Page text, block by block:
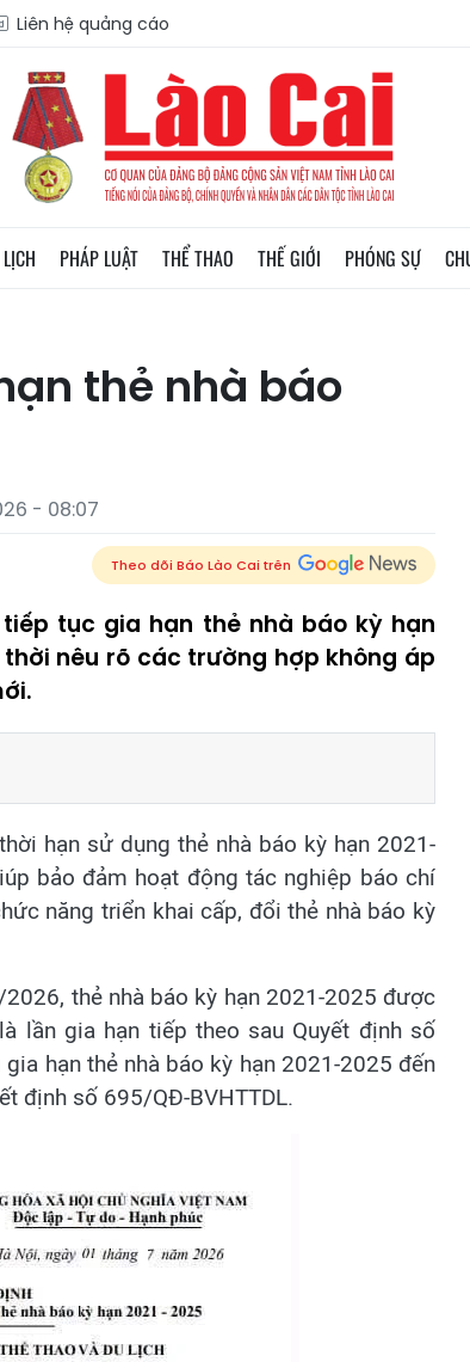
Liên hệ quảng cáo
PHÁP LUẬT THỂ THAO THẾ GIỚI PHÓNG SỰ
thẻ nhà báo
- 08:07
Theo dõi Báo Lào Cai trên
tục gia hạn thẻ nhà báo kỳ hạn
nêu rõ các trường hợp không áp
hạn sử dụng thẻ nhà báo kỳ hạn 2021-
bảo đảm hoạt động tác nghiệp báo chí
năng triển khai cấp, đổi thẻ nhà báo kỳ
thẻ nhà báo kỳ hạn 2021-2025 được
lần gia hạn tiếp theo sau Quyết định số
hạn thẻ nhà báo kỳ hạn 2021-2025 đến
định số 695/QĐ-BVHTTDL.